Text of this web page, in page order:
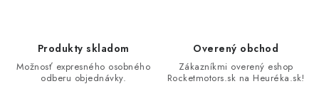
Produkty skladom
Možnosť expresného osobného
odberu objednávky.
Overený obchod
Zákazníkmi overený eshop
Rocketmotors.sk na Heuréka.sk!